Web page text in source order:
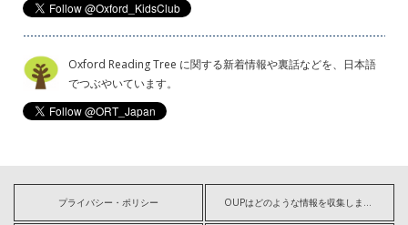
Oxford Reading Tree に関する新着情報や裏話などを、日本語
でつぶやいています。
プライバシー・ポリシー OUPはどのような情報を収集しますか?